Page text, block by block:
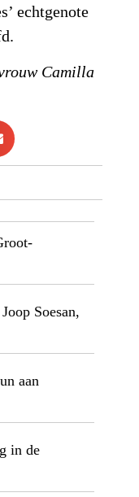
echtgenote
Camilla
Soesan,
aan
in de